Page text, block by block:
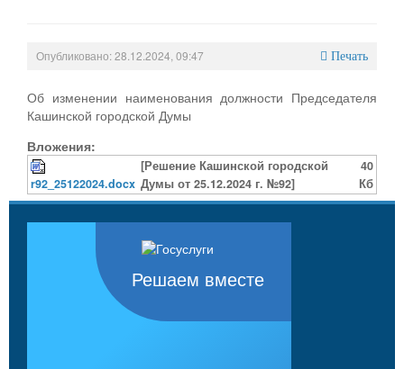
Опубликовано: 28.12.2024, 09:47 Печать
Об изменении наименования должности Председателя
Кашинской городской Думы
Вложения:
r92_25122024.docx
[Решение Кашинской городской
Думы от 25.12.2024 г. №92]
40
Кб
Решаем вместе